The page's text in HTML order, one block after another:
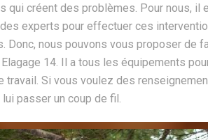
qui créent des problèmes. Pour nous, il
experts pour effectuer ces
Donc, nous pouvons vous proposer de
14. Il a tous les équipements
travail. Si vous voulez des
passer un coup de fil.